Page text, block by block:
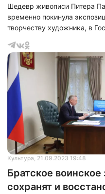
Шедевр живописи Питера
временно покинула
творчеству художника, в
Временную замену «Вакху»
составили портреты
супруги, также являющиеся
Рубенса и его мастерской.
Культура, 21.09.2023 19:48
Братское воинское
сохранят и